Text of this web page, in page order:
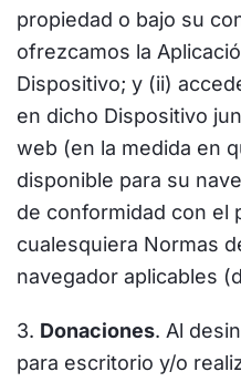
propiedad o bajo su
ofrezcamos la
Dispositivo; y (ii)
en dicho Dispositivo
web (en la medida en
disponible para su
de conformidad con el
cualesquiera Normas
navegador aplicables
3. Donaciones. Al
para escritorio y/o